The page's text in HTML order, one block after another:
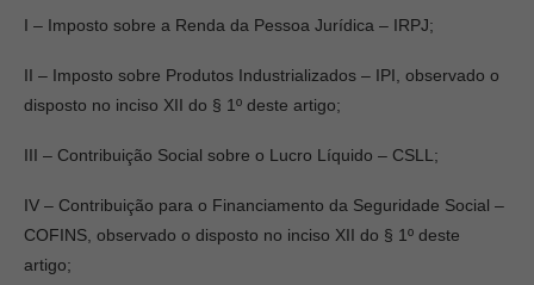
I – Imposto sobre a Renda da Pessoa Jurídica – IRPJ;
II – Imposto sobre Produtos Industrializados – IPI, observado o
disposto no inciso XII do § 1º deste artigo;
III – Contribuição Social sobre o Lucro Líquido – CSLL;
IV – Contribuição para o Financiamento da Seguridade Social –
COFINS, observado o disposto no inciso XII do § 1º deste
artigo;